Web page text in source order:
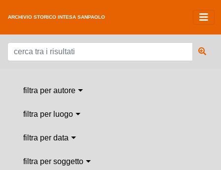
ARCHIVIO STORICO INTESA SANPAOLO
filtra per autore
filtra per luogo
filtra per data
filtra per soggetto